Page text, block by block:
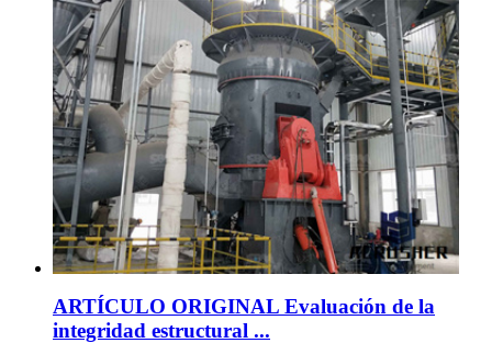
ARTÍCULO ORIGINAL Evaluación de la
integridad estructural ...